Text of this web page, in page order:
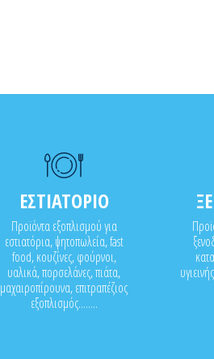
ΕΣΤΙΑΤΟΡΙΟ
Προϊόντα εξοπλισμού για
εστιατόρια, ψητοπωλεία, fast
food, κουζίνες, φούρνοι,
υαλικά, πορσελάνες, πιάτα,
μαχαιροπίρουνα, επιτραπέζιος
εξοπλισμός........